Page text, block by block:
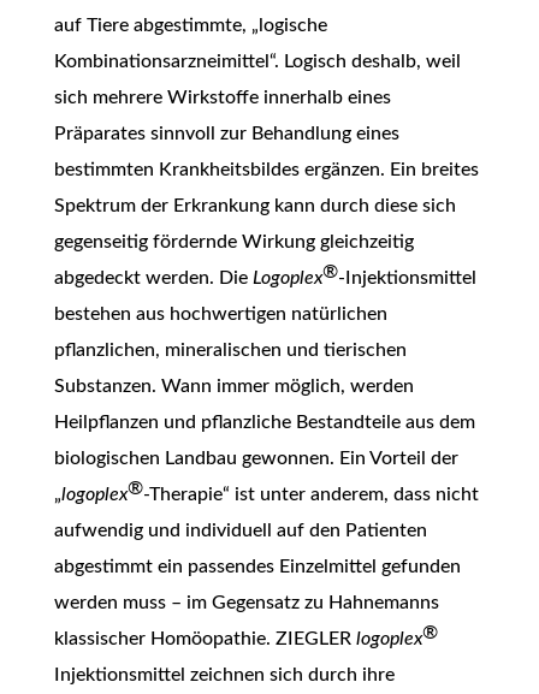
auf Tiere abgestimmte, „logische
Kombinationsarzneimittel“. Logisch deshalb, weil
sich mehrere Wirkstoffe innerhalb eines
Präparates sinnvoll zur Behandlung eines
bestimmten Krankheitsbildes ergänzen. Ein breites
Spektrum der Erkrankung kann durch diese sich
gegenseitig fördernde Wirkung gleichzeitig
abgedeckt werden. Die Logoplex®-Injektionsmittel
bestehen aus hochwertigen natürlichen
pflanzlichen, mineralischen und tierischen
Substanzen. Wann immer möglich, werden
Heilpflanzen und pflanzliche Bestandteile aus dem
biologischen Landbau gewonnen. Ein Vorteil der
„logoplex®-Therapie“ ist unter anderem, dass nicht
aufwendig und individuell auf den Patienten
abgestimmt ein passendes Einzelmittel gefunden
werden muss – im Gegensatz zu Hahnemanns
klassischer Homöopathie. ZIEGLER logoplex®
Injektionsmittel zeichnen sich durch ihre